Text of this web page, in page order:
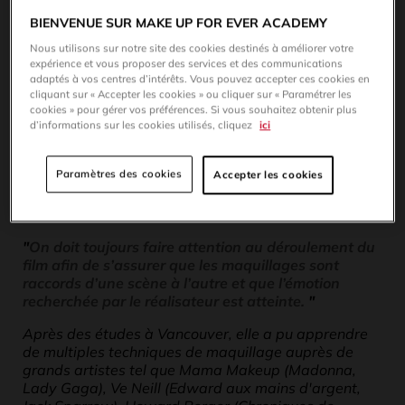
"
"
Après des études à Vancouver, elle a pu apprendre
de multiples techniques de maquillage auprès de
grands artistes tel que Mama Makeup (Madonna,
Lady Gaga), Ve Neill (Edward aux mains d'argent,
BIENVENUE SUR MAKE UP FOR EVER ACADEMY
Nous utilisons sur notre site des cookies destinés à améliorer votre
expérience et vous proposer des services et des communications
adaptés à vos centres d’intérêts. Vous pouvez accepter ces cookies en
cliquant sur « Accepter les cookies » ou cliquer sur « Paramétrer les
cookies » pour gérer vos préférences. Si vous souhaitez obtenir plus
d’informations sur les cookies utilisés, cliquez ici
Paramètres des cookies Accepter les cookies